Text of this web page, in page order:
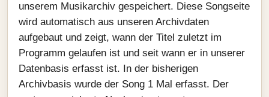
unserem Musikarchiv gespeichert. Diese Songseite
wird automatisch aus unseren Archivdaten
aufgebaut und zeigt, wann der Titel zuletzt im
Programm gelaufen ist und seit wann er in unserer
Datenbasis erfasst ist. In der bisherigen
Archivbasis wurde der Song 1 Mal erfasst. Der